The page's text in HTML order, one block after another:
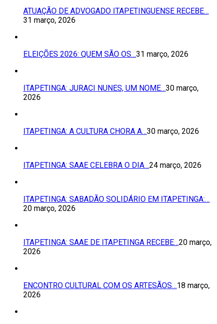
ATUAÇÃO DE ADVOGADO ITAPETINGUENSE RECEBE…
31 março, 2026
ELEIÇÕES 2026: QUEM SÃO OS…31 março, 2026
ITAPETINGA: JURACI NUNES, UM NOME…30 março,
2026
ITAPETINGA: A CULTURA CHORA A…30 março, 2026
ITAPETINGA: SAAE CELEBRA O DIA…24 março, 2026
ITAPETINGA: SABADÃO SOLIDÁRIO EM ITAPETINGA:…
20 março, 2026
ITAPETINGA: SAAE DE ITAPETINGA RECEBE…20 março,
2026
ENCONTRO CULTURAL COM OS ARTESÃOS…18 março,
2026